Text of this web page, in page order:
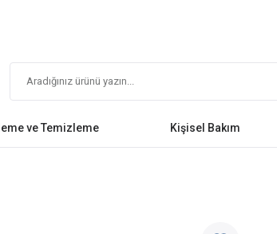
ve Temizleme Kişisel Bakım